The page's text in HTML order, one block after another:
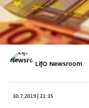
LifO Newsroom
30.7.2019 | 21:35